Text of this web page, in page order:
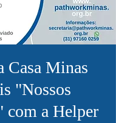
Casa Minas
"Nossos
com a Helper